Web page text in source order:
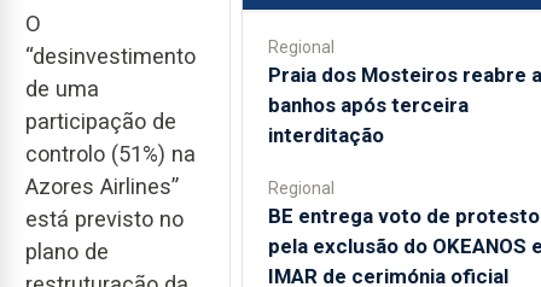
O
“desinvestimento
de uma
participação de
controlo (51%) na
Azores Airlines”
está previsto no
plano de
Regional
Praia dos Mosteiros reabre a
banhos após terceira
interditação
Regional
BE entrega voto de protesto
pela exclusão do OKEANOS
IMAR de cerimónia oficial